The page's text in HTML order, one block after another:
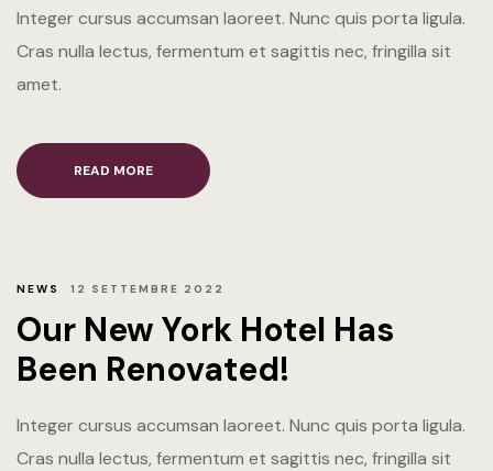
LANG
LANG
Integer cursus accumsan laoreet. Nunc quis porta ligula.
Cras nulla lectus, fermentum et sagittis nec, fringilla sit
amet.
READ MORE
NEWS 12 SETTEMBRE 2022
Our New York Hotel Has
Been Renovated!
Integer cursus accumsan laoreet. Nunc quis porta ligula.
Cras nulla lectus, fermentum et sagittis nec, fringilla sit
Suite Olio
CONTATTI